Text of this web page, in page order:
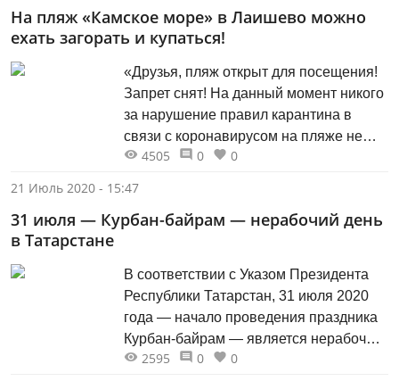
На пляж «Камское море» в Лаишево можно
ехать загорать и купаться!
«Друзья, пляж открыт для посещения!
Запрет снят! На данный момент никого
за нарушение правил карантина в
связи с коронавирусом на пляже не
штрафуют!» — сообщается в
4505 0
0
21 Июль 2020 - 15:47
31 июля — Курбан-байрам — нерабочий день
в Татарстане
В соответствии с Указом Президента
Республики Татарстан, 31 июля 2020
года — начало проведения праздника
Курбан-байрам — является нерабочим
праздничным днем.
2595 0
0